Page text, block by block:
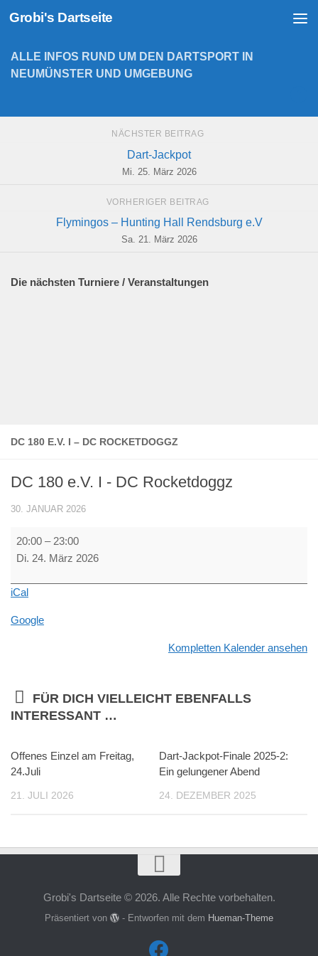
Zum Inhalt springen
Grobi's Dartseite
DC 180 E.V. I – DC ROCKETDOGGZ
DC 180 e.V. I - DC Rocketdoggz
30. JANUAR 2026
DC
180
I
DC
20:00 – 23:00
Di. 24. März 2026
iCal
Google
Kompletten Kalender ansehen
FÜR DICH VIELLEICHT EBENFALLS
INTERESSANT …
Offenes Einzel am Freitag,
24.Juli
21. JULI 2026
Dart-Jackpot-Finale 2025-2:
Ein gelungener Abend
24. DEZEMBER 2025
ALLE INFOS RUND UM DEN DARTSPORT IN
NEUMÜNSTER UND UMGEBUNG
NÄCHSTER BEITRAG
Dart-Jackpot
Mi. 25. März 2026
VORHERIGER BEITRAG
Flymingos – Hunting Hall Rendsburg e.V
Sa. 21. März 2026
Die nächsten Turniere / Veranstaltungen
Grobi's Dartseite © 2026. Alle Rechte vorbehalten.
Präsentiert von - Entworfen mit dem Hueman-Theme